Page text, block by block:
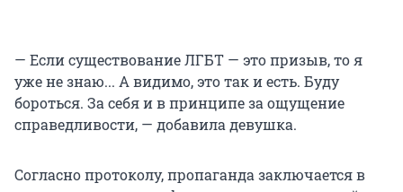
— Если существование ЛГБТ — это призыв, то я
уже не знаю... А видимо, это так и есть. Буду
бороться. За себя и в принципе за ощущение
справедливости, — добавила девушка.
Согласно протоколу, пропаганда заключается в